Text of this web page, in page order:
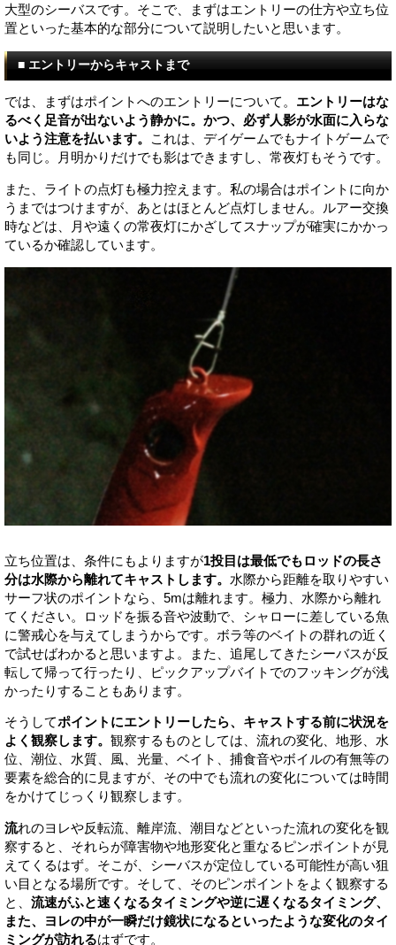
大型のシーバスです。そこで、まずはエントリーの仕方や立ち位
置といった基本的な部分について説明したいと思います。
■ エントリーからキャストまで
では、まずはポイントへのエントリーについて。 エントリーはな
るべく足音が出ないよう静かに。かつ、必ず人影が水面に入らな
いよう注意を払います。
これは、デイゲームでもナイトゲームで
も同じ。月明かりだけでも影はできますし、常夜灯もそうです。
また、ライトの点灯も極力控えます。私の場合はポイントに向か
うまではつけますが、あとはほとんど点灯しません。ルアー交換
時などは、月や遠くの常夜灯にかざしてスナップが確実にかかっ
ているか確認しています。
立ち位置は、条件にもよりますが1投目は最低でもロッドの長さ
分は水際から離れてキャストします。 水際から距離を取りやすい
サーフ状のポイントなら、5mは離れます。極力、水際から離れ
てください。ロッドを振る音や波動で、シャローに差している魚
に警戒心を与えてしまうからです。ボラ等のベイトの群れの近く
で試せばわかると思いますよ。また、追尾してきたシーバスが反
転して帰って行ったり、ピックアップバイトでのフッキングが浅
かったりすることもあります。
そうしてポイントにエントリーしたら、キャストする前に状況を
よく観察します。 観察するものとしては、流れの変化、地形、水
位、潮位、水質、風、光量、ベイト、捕食音やボイルの有無等の
要素を総合的に見ますが、その中でも流れの変化については時間
をかけてじっくり観察します。
流れのヨレや反転流、離岸流、潮目などといった流れの変化を観
察すると、それらが障害物や地形変化と重なるピンポイントが見
えてくるはず。そこが、シーバスが定位している可能性が高い狙
い目となる場所です。そして、そのピンポイントをよく観察する
と、 流速がふと速くなるタイミングや逆に遅くなるタイミング、
また、ヨレの中が一瞬だけ鏡状になるといったような変化のタイ
ミングが訪れるはずです。